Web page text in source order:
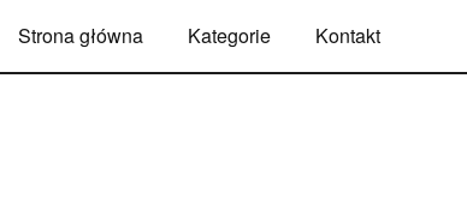
Strona główna Kategorie Kontakt